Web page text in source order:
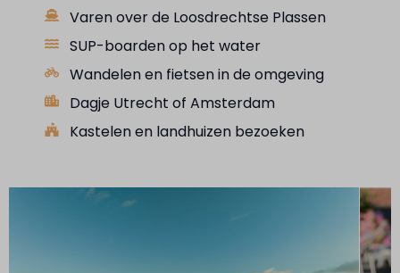
Varen over de Loosdrechtse Plassen
SUP-boarden op het water
Wandelen en fietsen in de omgeving
Dagje Utrecht of Amsterdam
Kastelen en landhuizen bezoeken